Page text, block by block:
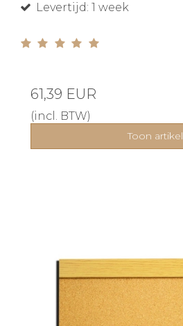
Levertijd: 1 week
61,39 EUR
(incl. BTW)
Toon artikel